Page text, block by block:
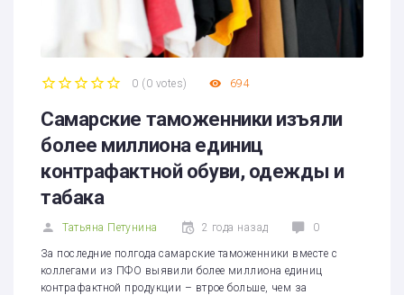
0 ( 0 votes) 694
Самарские таможенники изъяли
более миллиона единиц
контрафактной обуви, одежды и
табака
Татьяна Петунина 2 года назад 0
За последние полгода самарские таможенники вместе с
коллегами из ПФО выявили более миллиона единиц
контрафактной продукции – втрое больше, чем за